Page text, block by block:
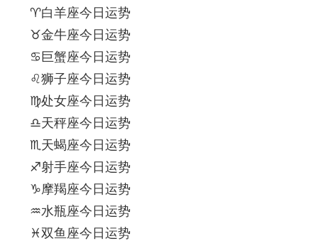
♈白羊座今日运势
♉金牛座今日运势
♋巨蟹座今日运势
♌狮子座今日运势
♍处女座今日运势
♎天秤座今日运势
♏天蝎座今日运势
♐射手座今日运势
♑摩羯座今日运势
♒水瓶座今日运势
♓双鱼座今日运势